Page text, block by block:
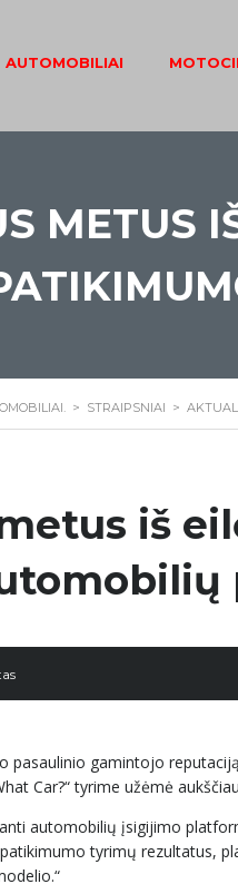
AUTOMOBILIAI
METUS
> STRAIPSNIAI >
iš
pasaulinio gamintojo
Car?“ tyrime užėmė
automobilių įsigijimo
tyrimų rezultatus,